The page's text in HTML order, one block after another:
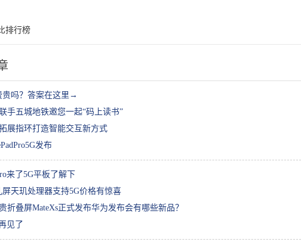
排行榜
贵吗？答案在这里→
手五城地铁邀您一起“码上读书”
展指环打造智能交互新方式
发布
来了5G平板了解下
天玑处理器支持5G价格有惊喜
折叠屏MateXs正式发布华为发布会有哪些新品？
见了